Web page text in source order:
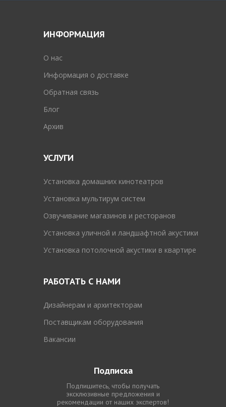
ИНФОРМАЦИЯ
O нас
Информация о доставке
Обратная связь
Блог
Архив
УСЛУГИ
Установка домашних кинотеатров
Установка мультирум систем
Озвучивание магазинов и ресторанов
Установка уличной и ландшафтной акустики
Установка потолочной акустики в квартире
РАБОТАТЬ С НАМИ
Дизайнерам и архитекторам
Поставщикам оборудования
Вакансии
Подписка
Подпишитесь, чтобы получать
эксклюзивные предложения и
рекомендации от наших экспертов!